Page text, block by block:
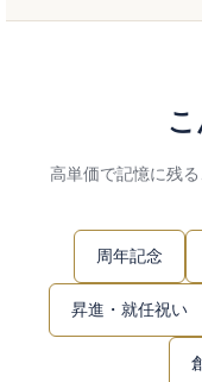
高単価で記憶に残
周年記念
昇進・就任祝い